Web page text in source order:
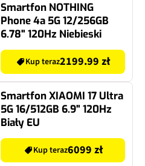
Smartfon NOTHING
Phone 4a 5G 12/256GB
6.78" 120Hz Niebieski
Kup teraz2199.99 zł
Smartfon XIAOMI 17 Ultra
5G 16/512GB 6.9" 120Hz
Biały EU
Kup teraz6099 zł